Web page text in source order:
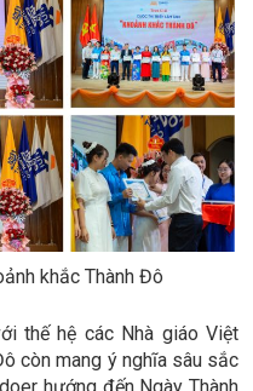
khắc Thành Đô
thế hệ các Nhà giáo Việt
còn mang ý nghĩa sâu sắc
hướng đến Ngày Thành